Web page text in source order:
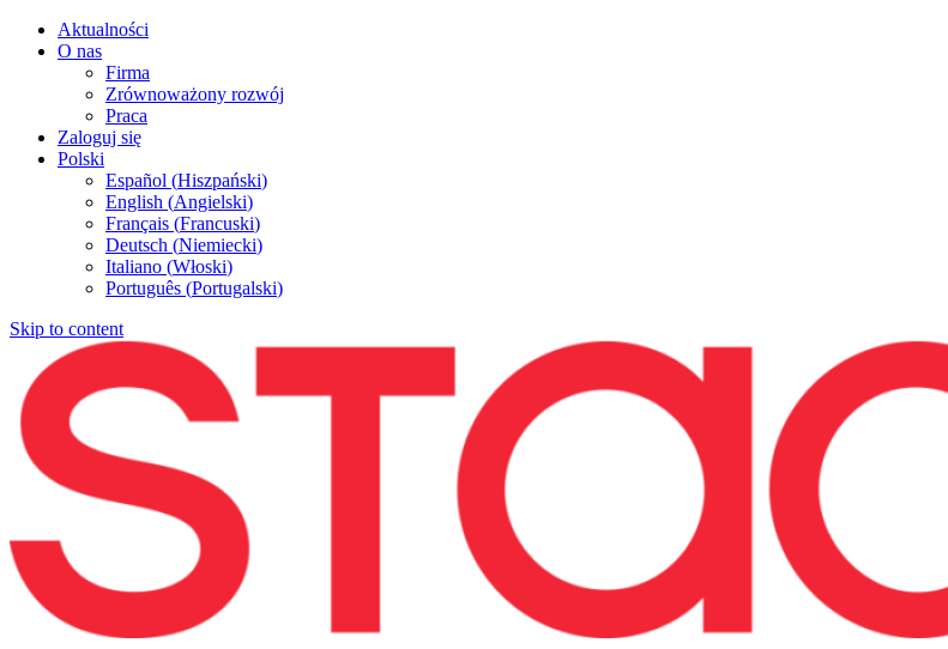
Aktualności
O nas
Firma
Zrównoważony rozwój
Praca
Zaloguj się
Polski
Español (Hiszpański)
English (Angielski)
Français (Francuski)
Deutsch (Niemiecki)
Italiano (Włoski)
Português (Portugalski)
Skip to content